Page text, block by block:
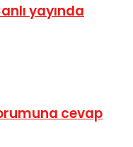
yayında
cevap